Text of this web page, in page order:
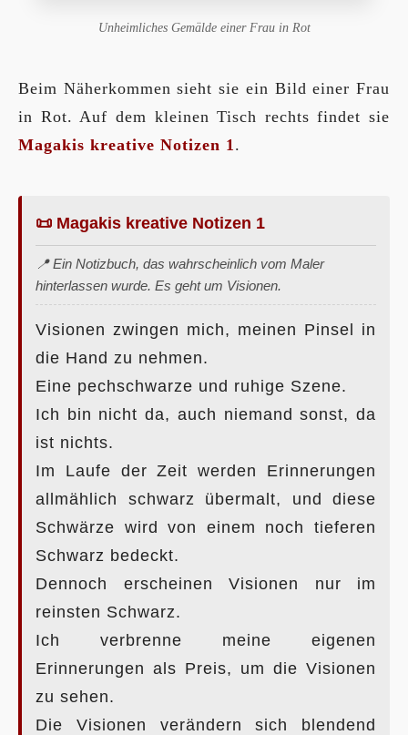
Unheimliches Gemälde einer Frau in Rot
Beim Näherkommen sieht sie ein Bild einer Frau
in Rot. Auf dem kleinen Tisch rechts findet sie
Magakis kreative Notizen 1 .
📜 Magakis kreative Notizen 1
📍 Ein Notizbuch, das wahrscheinlich vom Maler
hinterlassen wurde. Es geht um Visionen.
Visionen zwingen mich, meinen Pinsel in
die Hand zu nehmen.
Eine pechschwarze und ruhige Szene.
Ich bin nicht da, auch niemand sonst, da
ist nichts.
Im Laufe der Zeit werden Erinnerungen
allmählich schwarz übermalt, und diese
Schwärze wird von einem noch tieferen
Schwarz bedeckt.
Dennoch erscheinen Visionen nur im
reinsten Schwarz.
Ich verbrenne meine eigenen
Erinnerungen als Preis, um die Visionen
zu sehen.
Die Visionen verändern sich blendend